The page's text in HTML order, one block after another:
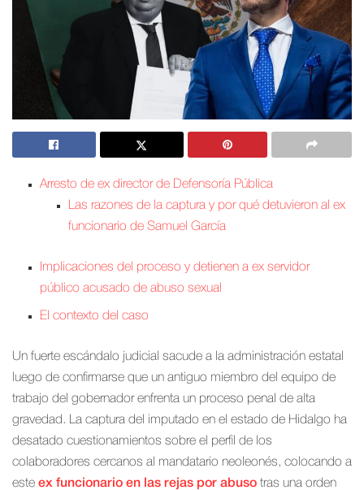
Arresto de ex director de Defensoría Pública
Las razones de la captura y por qué detuvieron al ex
funcionario de Samuel García
Implicaciones del proceso y detienen a ex servidor
público acusado de abuso sexual
El contexto del caso
Un fuerte escándalo judicial sacude a la administración estatal
luego de confirmarse que un antiguo miembro del equipo de
trabajo del gobernador enfrenta un proceso penal de alta
gravedad. La captura del imputado en el estado de Hidalgo ha
desatado cuestionamientos sobre el perfil de los
colaboradores cercanos al mandatario neoleonés, colocando a
este ex funcionario en las rejas por abuso tras una orden